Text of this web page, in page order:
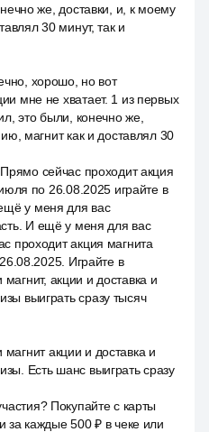
же, доставки, и, к моему
30 минут, так и
хорошо, но вот
мне не хватает. 1 из первых
это были, конечно же,
магнит как и доставлял 30
сейчас проходит акция
по 26.08.2025 играйте в
у меня для вас
И ещё у меня для вас
проходит акция магнита
Играйте в
акции и доставка и
выиграть сразу тысяч
акции и доставка и
Есть шанс выиграть сразу
Покупайте с карты
за каждые 500 ₽ в чеке или